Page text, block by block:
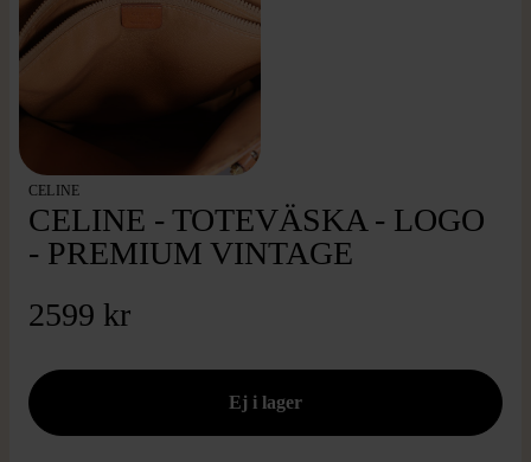
CELINE
CELINE - TOTEVÄSKA - LOGO
- PREMIUM VINTAGE
2599 kr